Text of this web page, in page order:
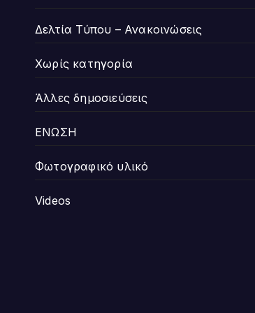
Δελτία Τύπου – Ανακοινώσεις
Χωρίς κατηγορία
Άλλες δημοσιεύσεις
ΕΝΩΣΗ
Φωτογραφικό υλικό
Videos